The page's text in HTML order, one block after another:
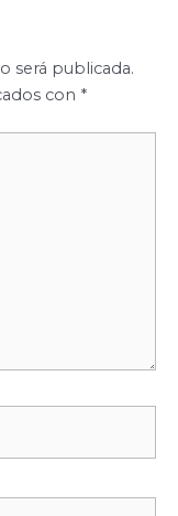
será publicada.
con *